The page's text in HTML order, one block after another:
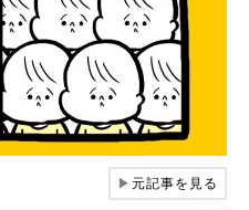
▶元記事を見る